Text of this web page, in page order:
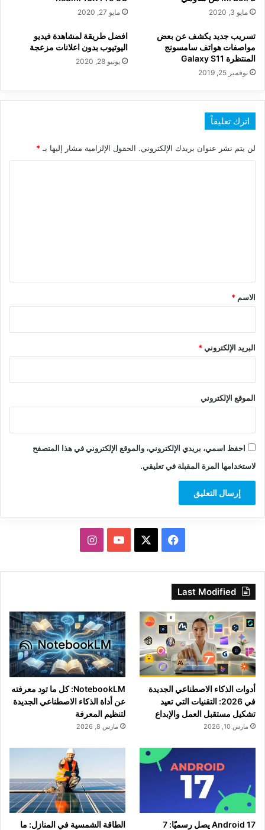
مايو 3, 2020 مايو 27, 2020
تسريب جديد يكشف عن بعض
مواصفات هواتف سامسونج
المنتظرة Galaxy S11
نوفمبر 25, 2019
افضل طريقة لمشاهدة فيديو
اليوتيوب بدون اعلانات مزعجة
يونيو 28, 2020
اترك تعليقاً
لن يتم نشر عنوان بريدك الإلكتروني. الحقول الإلزامية مشار إليها بـ*
*
الاسم *
البريد الإلكتروني*
الموقع الإلكتروني
احفظ اسمي، بريدي الإلكتروني، والموقع الإلكتروني في هذا المتصفح
لاستخدامها المرة المقبلة في تعليقي.
فيسبوك ‫YouTubeانستقرام
Last Modified
أدوات الذكاء الاصطناعي الجديدة
في 2026: التقنيات التي تعيد
تشكيل مستقبل العمل والإبداع
مارس 10, 2026
NotebookLM: كل ما تود معرفته
عن أداة الذكاء الاصطناعي الجديدة
لتنظيم المعرفة
مارس 8, 2026
Android 17 يصل رسميًا: 7
الطاقة الشمسية في المنازل: ما